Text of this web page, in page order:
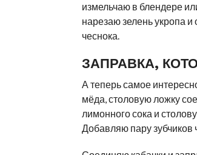
измельчаю в блендере
нарезаю зелень укропа
чеснока.
ЗАПРАВКА,
А теперь самое
мёда, столовую ложку
лимонного сока и
Добавляю пару зубчиков